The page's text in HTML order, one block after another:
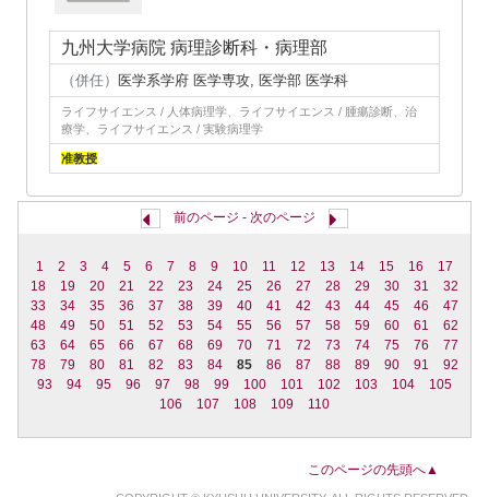
九州大学病院 病理診断科・病理部
（併任） 医学系学府 医学専攻, 医学部 医学科
ライフサイエンス / 人体病理学、ライフサイエンス / 腫瘍診断、治
療学、ライフサイエンス / 実験病理学
准教授
前のページ - 次のページ
1 2 3 4 5 6 7 8 9 10 11 12 13 14 15 16
17
18
19 20 21 22 23 24 25 26 27 28 29 30 31
32
33
34 35 36 37 38 39 40 41 42 43 44 45 46
47
48
49 50 51 52 53 54 55 56 57 58 59 60 61
62
63
64 65 66 67 68 69 70 71 72 73 74 75 76
77
78
79 80 81 82 83 84 85 86 87 88 89 90 91
92
93
94 95 96 97 98 99 100 101 102 103 104
105
106
107 108 109 110
このページの先頭へ▲